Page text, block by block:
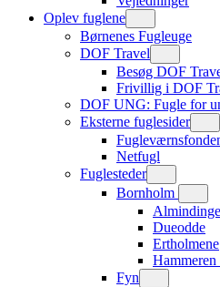
Oplev fuglene
Børnenes Fugleuge
DOF Travel
Besøg DOF
Frivillig i DOF
DOF UNG: Fugle for
Eksterne fuglesider
Netfugl
Fuglesteder
Bornholm
Dueodde
Ertholmene
Fyn